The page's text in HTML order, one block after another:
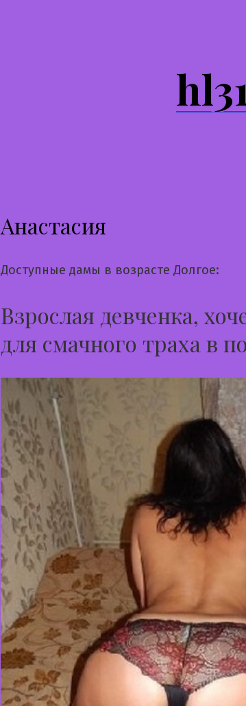
Анастасия
Доступные дамы в возрасте Долгое:
Взрослая девченка,
для смачного траха в